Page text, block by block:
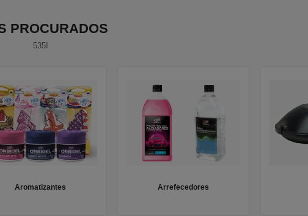
PROCURADOS
535I
Aromatizantes Arrefecedores